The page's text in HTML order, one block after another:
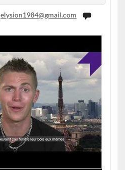
elysion1984@gmail.com